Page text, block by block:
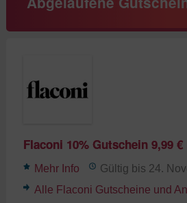
Flaconi 10% Gutschein 9,99
Mehr Info
Gültig bis 24.
Alle Flaconi Gutscheine und